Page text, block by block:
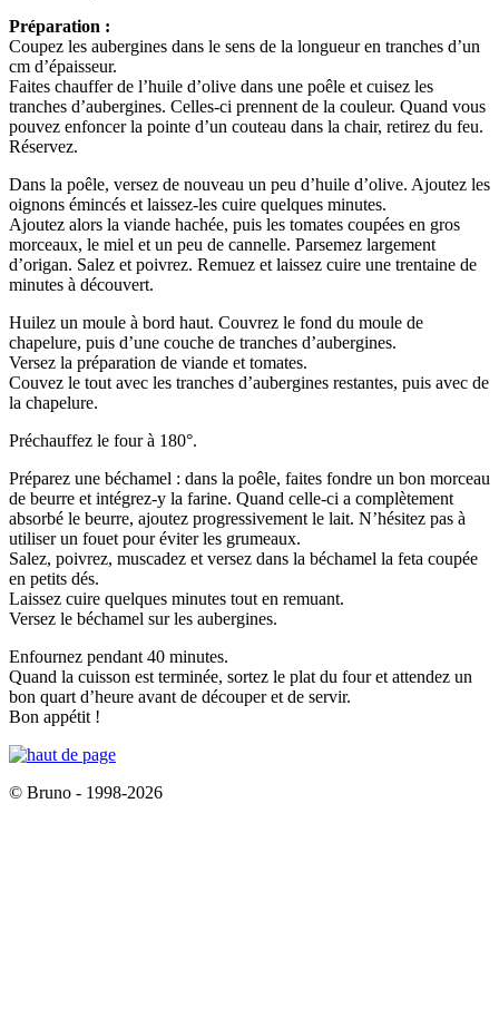
Préparation :
Coupez les aubergines dans le sens de la longueur en tranches d’un
cm d’épaisseur.
Faites chauffer de l’huile d’olive dans une poêle et cuisez les
tranches d’aubergines. Celles-ci prennent de la couleur. Quand vous
pouvez enfoncer la pointe d’un couteau dans la chair, retirez du feu.
Réservez.
Dans la poêle, versez de nouveau un peu d’huile d’olive. Ajoutez les
oignons émincés et laissez-les cuire quelques minutes.
Ajoutez alors la viande hachée, puis les tomates coupées en gros
morceaux, le miel et un peu de cannelle. Parsemez largement
d’origan. Salez et poivrez. Remuez et laissez cuire une trentaine de
minutes à découvert.
Huilez un moule à bord haut. Couvrez le fond du moule de
chapelure, puis d’une couche de tranches d’aubergines.
Versez la préparation de viande et tomates.
Couvez le tout avec les tranches d’aubergines restantes, puis avec de
la chapelure.
Préchauffez le four à 180°.
Préparez une béchamel : dans la poêle, faites fondre un bon morceau
de beurre et intégrez-y la farine. Quand celle-ci a complètement
absorbé le beurre, ajoutez progressivement le lait. N’hésitez pas à
utiliser un fouet pour éviter les grumeaux.
Salez, poivrez, muscadez et versez dans la béchamel la feta coupée
en petits dés.
Laissez cuire quelques minutes tout en remuant.
Versez le béchamel sur les aubergines.
Enfournez pendant 40 minutes.
Quand la cuisson est terminée, sortez le plat du four et attendez un
bon quart d’heure avant de découper et de servir.
Bon appétit !
© Bruno - 1998-2026